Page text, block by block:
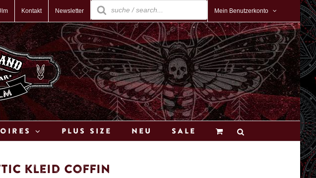
Kontakt Newsletter
Products
search
Mein Benutzerkonto
Plus Size Neu Sale
Kleid Coffin